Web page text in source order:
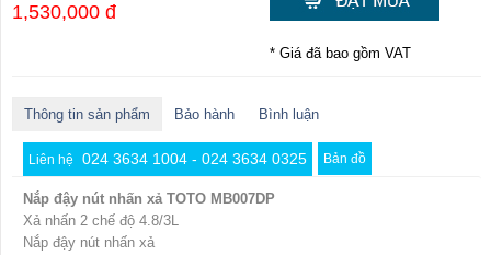
1,530,000 đ
* Giá đã bao gồm VAT
Thông tin sản phẩm Bảo hành Bình luận
Liên hệ 024 3634 1004 - 024 3634 0325 Bản đồ
Nắp đậy nút nhấn xả TOTO MB007DP
Xả nhấn 2 chế độ 4.8/3L
Nắp đậy nút nhấn xả